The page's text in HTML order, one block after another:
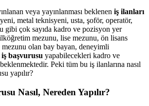
veya yayınlanması beklenen iş ilanları
metal teknisyeni, usta, şoför, operatör,
gibi çok sayıda kadro ve pozisyon yer
mezunu, lise mezunu, ön lisans
olan bay bayan, deneyimli
iş başvurusu yapabilecekleri kadro ve
Peki tüm bu iş ilanlarına nasıl
yapılır?
Nasıl, Nereden Yapılır?